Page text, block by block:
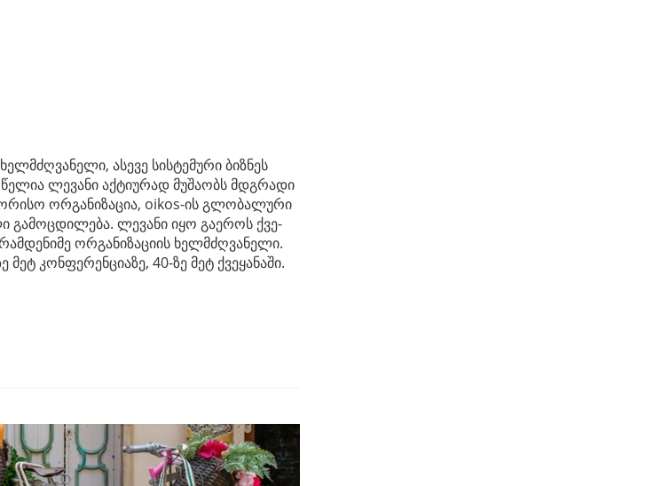
ასევე სისტემური ბიზნეს
ლევანი აქტიურად მუშაობს მდგრადი
ორგანიზაცია, oikos-ის გლობალური
გამოცდილება. ლევანი იყო გაეროს ქვე-
ორგანიზაციის ხელმძღვანელი.
კონფერენციაზე, 40-ზე მეტ ქვეყანაში.